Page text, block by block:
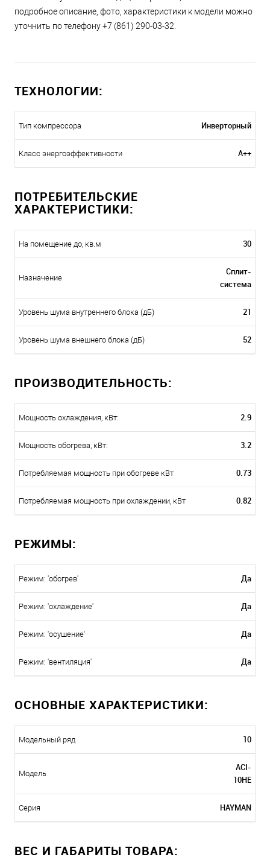
подробное описание, фото, характеристики к модели можно
уточнить по телефону +7 (861) 290-03-32.
ТЕХНОЛОГИИ:
Тип компрессора Инверторный
Класс энергоэффективности A++
ПОТРЕБИТЕЛЬСКИЕ
ХАРАКТЕРИСТИКИ:
На помещение до, кв.м 30
Назначение
Сплит-
система
Уровень шума внутреннего блока (дБ) 21
Уровень шума внешнего блока (дБ) 52
ПРОИЗВОДИТЕЛЬНОСТЬ:
Мощность охлаждения, кВт: 2.9
Мощность обогрева, кВт: 3.2
Потребляемая мощность при обогреве кВт 0.73
Потребляемая мощность при охлаждении, кВт 0.82
РЕЖИМЫ:
Режим: 'обогрев' Да
Режим: 'охлаждение' Да
Режим: 'осушение' Да
Режим: 'вентиляция' Да
ОСНОВНЫЕ ХАРАКТЕРИСТИКИ:
Модельный ряд 10
Модель
ACI-
10HE
Серия HAYMAN
ВЕС И ГАБАРИТЫ ТОВАРА: